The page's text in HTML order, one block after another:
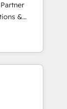
earned
&
Website
sales,
Our